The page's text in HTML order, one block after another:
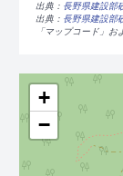
出典： 長野県建設部
出典： 長野県建設部
「マップコード」お
+
−